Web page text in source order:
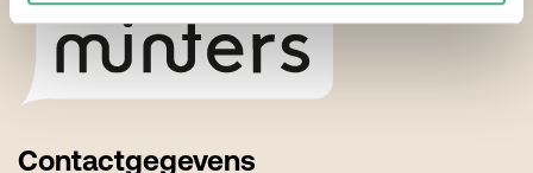
Contactgegevens